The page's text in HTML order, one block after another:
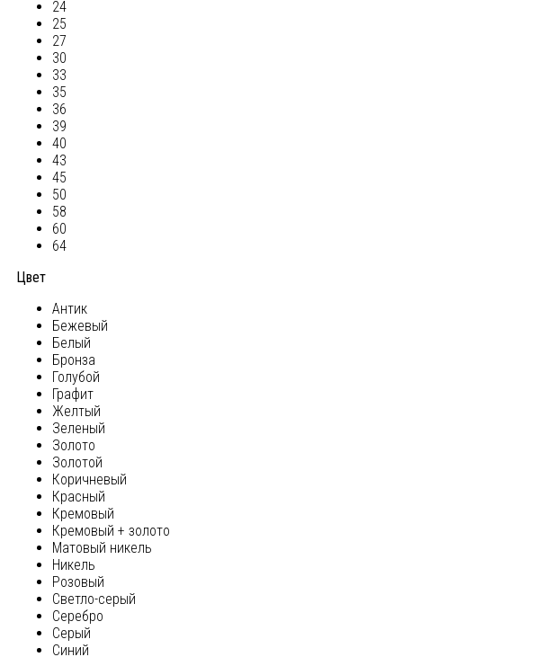
24
25
27
30
33
35
36
39
40
43
45
50
58
60
64
Цвет
Антик
Бежевый
Белый
Бронза
Голубой
Графит
Желтый
Зеленый
Золото
Золотой
Коричневый
Красный
Кремовый
Кремовый + золото
Матовый никель
Никель
Розовый
Светло-серый
Серебро
Серый
Синий